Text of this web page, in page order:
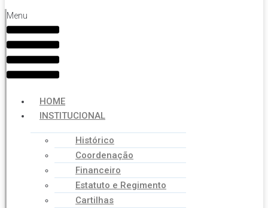
Menu
HOME
INSTITUCIONAL
Histórico
Coordenação
Financeiro
Estatuto e Regimento
Cartilhas